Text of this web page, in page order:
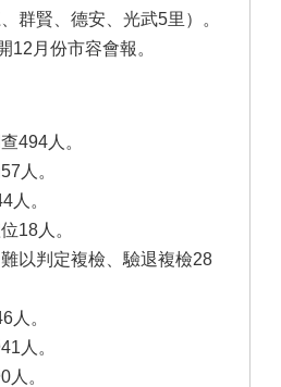
群賢、德安、光武5里）。
12月份市容會報。
494人。
人。
人。
18人。
以判定複檢、驗退複檢28
人。
人。
人。